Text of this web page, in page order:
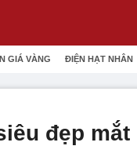
GIÁ VÀNG ĐIỆN HẠT NHÂN
đẹp mắt